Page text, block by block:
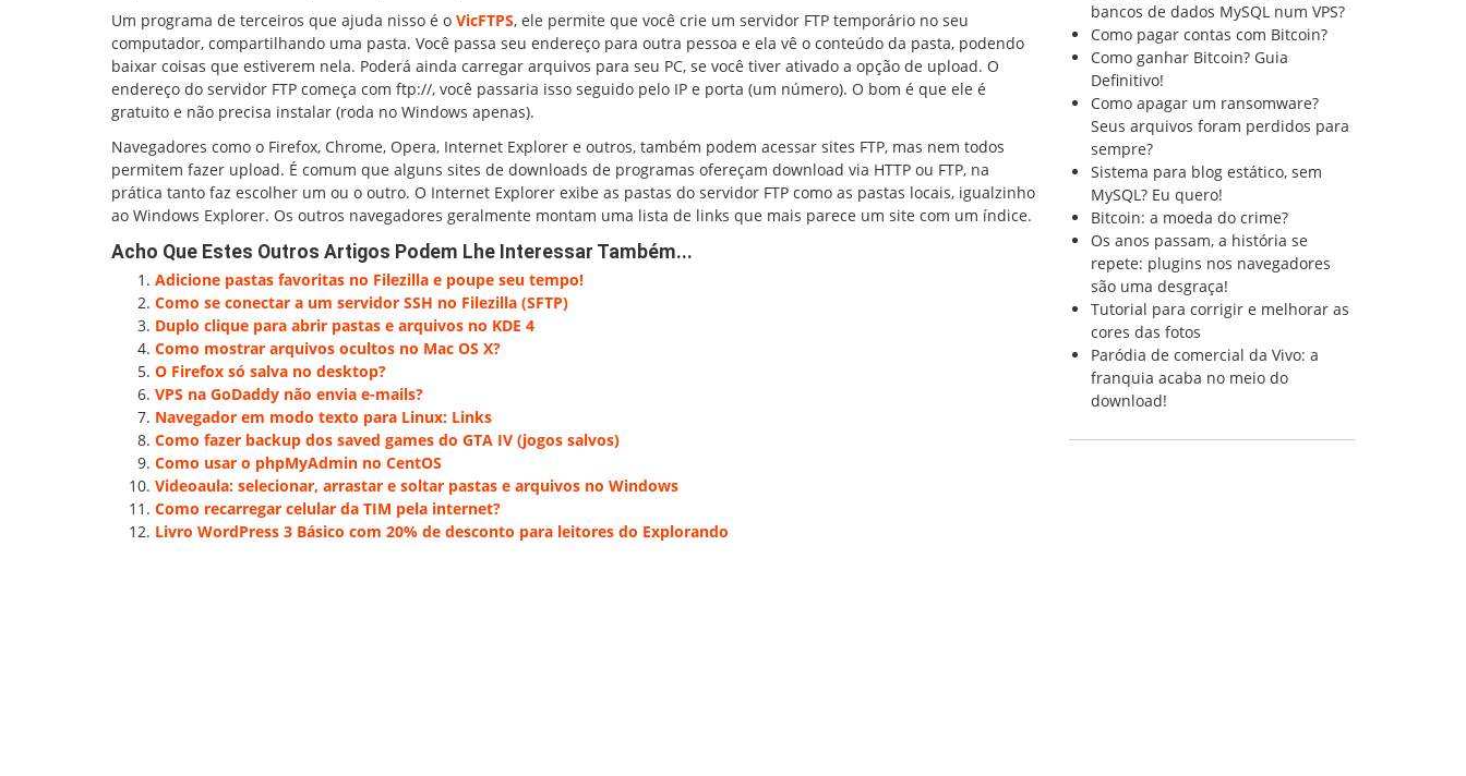
Um programa de terceiros que ajuda nisso é o VicFTPS, ele permite que você crie um servidor FTP temporário no seu
computador, compartilhando uma pasta. Você passa seu endereço para outra pessoa e ela vê o conteúdo da pasta, podendo
baixar coisas que estiverem nela. Poderá ainda carregar arquivos para seu PC, se você tiver ativado a opção de upload. O
endereço do servidor FTP começa com ftp://, você passaria isso seguido pelo IP e porta (um número). O bom é que ele é
gratuito e não precisa instalar (roda no Windows apenas).
Navegadores como o Firefox, Chrome, Opera, Internet Explorer e outros, também podem acessar sites FTP, mas nem todos
permitem fazer upload. É comum que alguns sites de downloads de programas ofereçam download via HTTP ou FTP, na
prática tanto faz escolher um ou o outro. O Internet Explorer exibe as pastas do servidor FTP como as pastas locais, igualzinho
ao Windows Explorer. Os outros navegadores geralmente montam uma lista de links que mais parece um site com um índice.
Acho Que Estes Outros Artigos Podem Lhe Interessar Também...
Adicione pastas favoritas no Filezilla e poupe seu tempo!
Como se conectar a um servidor SSH no Filezilla (SFTP)
Duplo clique para abrir pastas e arquivos no KDE 4
Como mostrar arquivos ocultos no Mac OS X?
O Firefox só salva no desktop?
VPS na GoDaddy não envia e-mails?
Navegador em modo texto para Linux: Links
Como fazer backup dos saved games do GTA IV (jogos salvos)
Como usar o phpMyAdmin no CentOS
Videoaula: selecionar, arrastar e soltar pastas e arquivos no Windows
Como recarregar celular da TIM pela internet?
Livro WordPress 3 Básico com 20% de desconto para leitores do Explorando
bancos de dados MySQL num VPS?
Como pagar contas com Bitcoin?
Como ganhar Bitcoin? Guia
Definitivo!
Como apagar um ransomware?
Seus arquivos foram perdidos para
sempre?
Sistema para blog estático, sem
MySQL? Eu quero!
Bitcoin: a moeda do crime?
Os anos passam, a história se
repete: plugins nos navegadores
são uma desgraça!
Tutorial para corrigir e melhorar as
cores das fotos
Paródia de comercial da Vivo: a
franquia acaba no meio do
download!